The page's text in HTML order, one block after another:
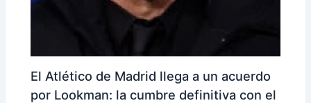
El Atlético de Madrid llega a un acuerdo
por Lookman: la cumbre definitiva con el